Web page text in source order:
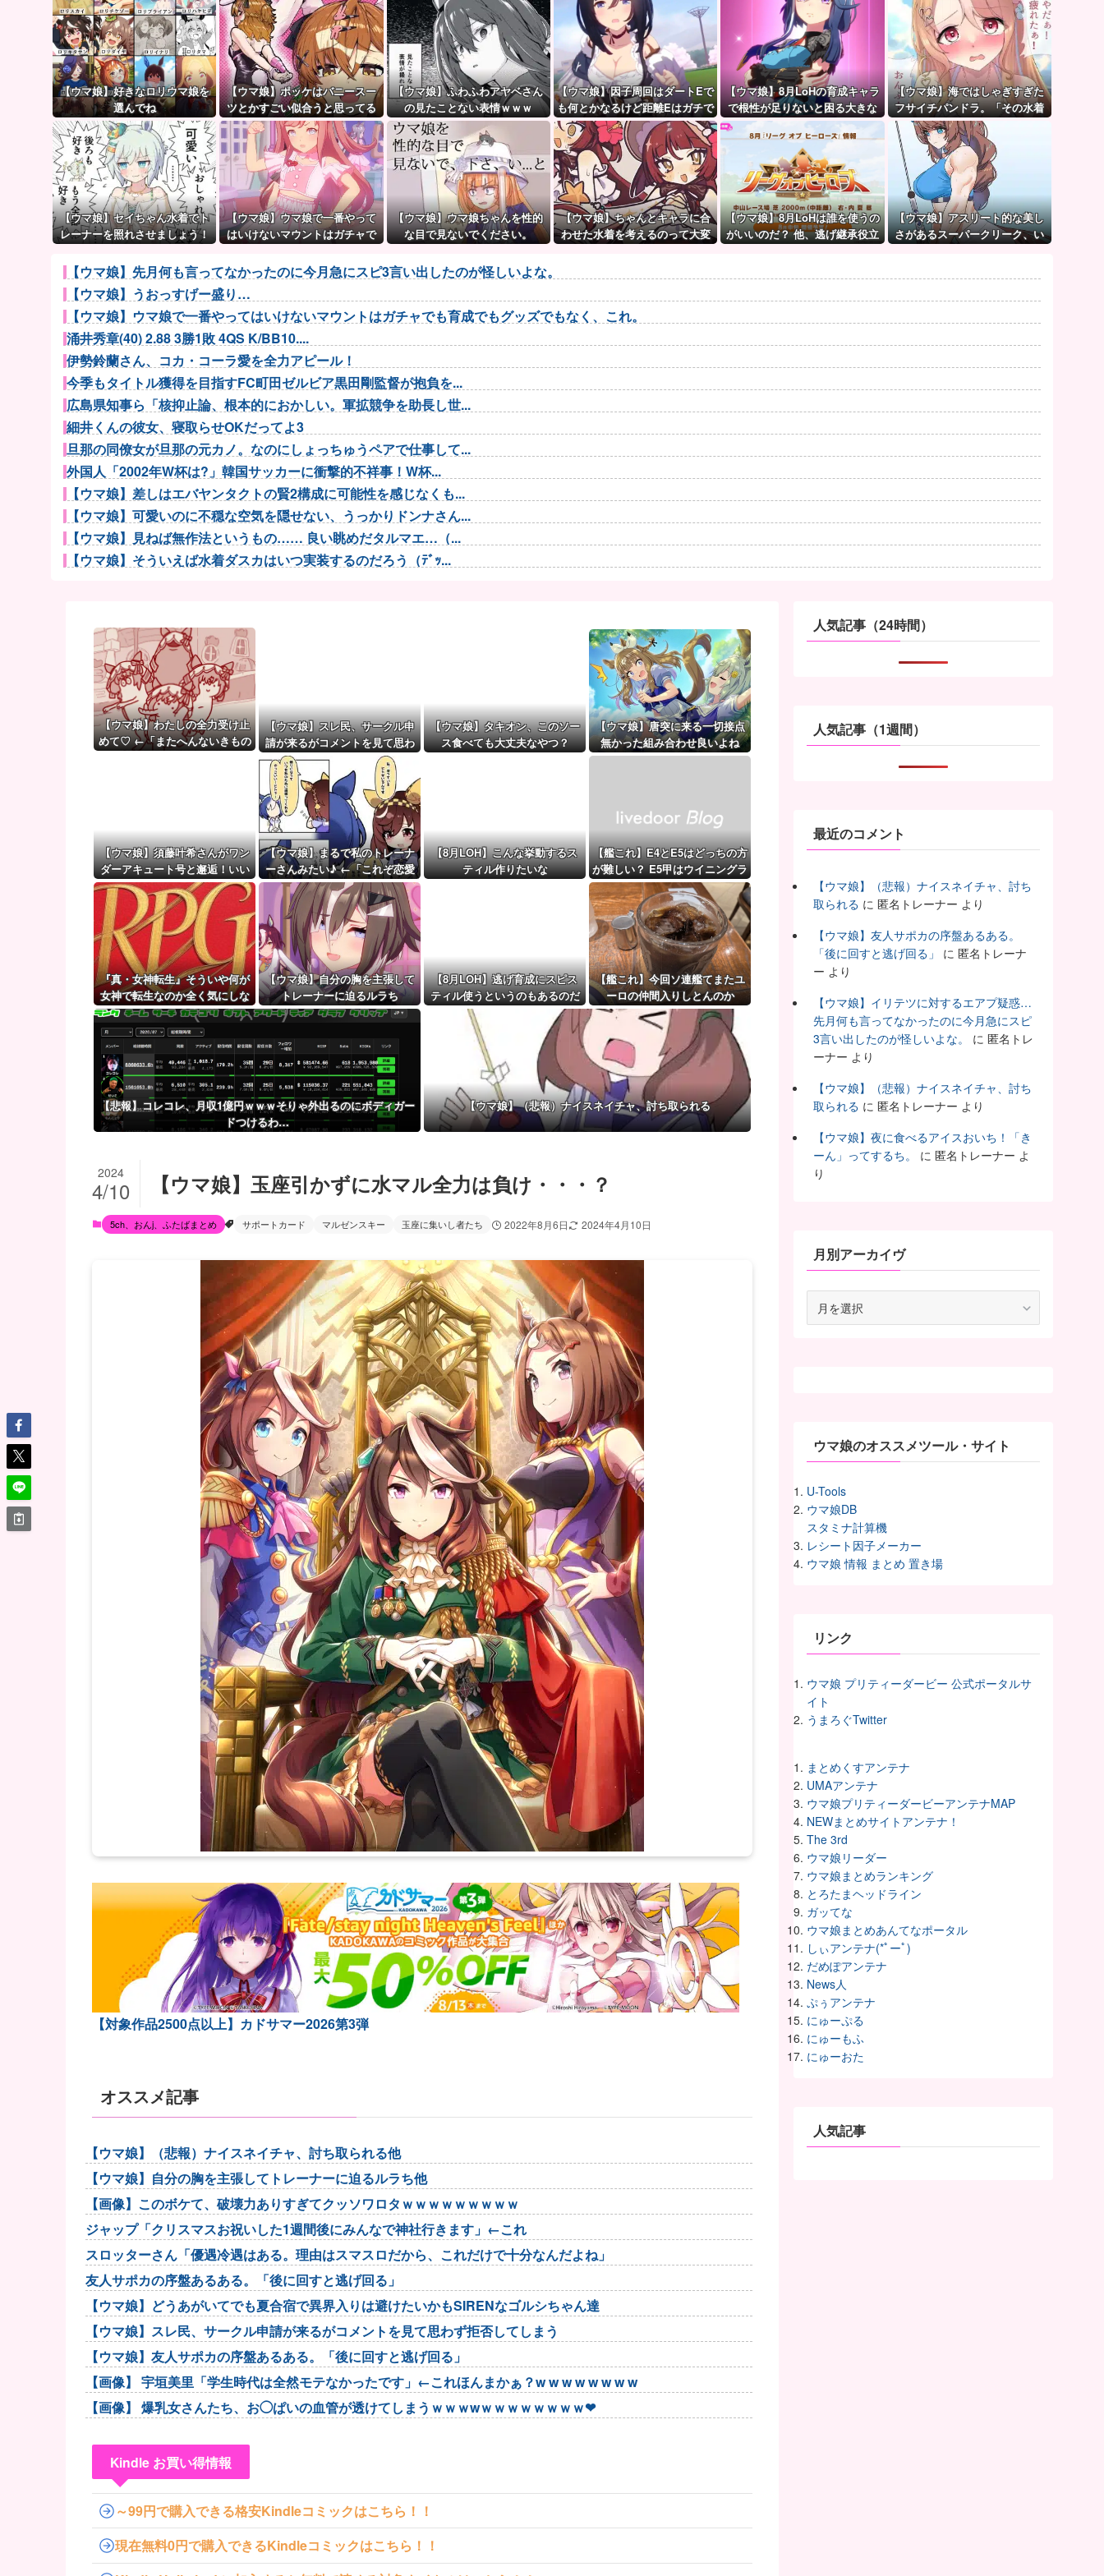
【ウマ娘】好きなロリウマ娘を
選んでね
【ウマ娘】ポッケはバニースー
ツとかすごい似合うと思ってる
【ウマ娘】ふわふわアヤベさん
の見たことない表情ｗｗｗ
【ウマ娘】因子周回はダートEで
も何とかなるけど距離Eはガチで
無理ゲー
【ウマ娘】8月LoHの育成キャラ
で根性が足りないと困る大きな
理由がこちら。←「不調を考慮
すると1021必要」
【ウマ娘】海ではしゃぎすぎた
フサイチパンドラ。「その水着
でおんぶはマズイ…」
【ウマ娘】セイちゃん水着でト
レーナーを照れさせましょう！
【ウマ娘】ウマ娘で一番やって
はいけないマウントはガチャで
れ。
【ウマ娘】ウマ娘ちゃんを性的
な目で見ないでください。
【ウマ娘】ちゃんとキャラに合
わせた水着を考えるのって大変
【ウマ娘】8月LoHは誰を使うの
がいいのだ？ 他、逃げ継承役立
【ウマ娘】アスリート的な美し
さがあるスーパークリーク、い
【ウマ娘】先月何も言ってなかったのに今月急にスピ3言い出したのが怪しいよな。
【ウマ娘】うおっすげー盛り…
【ウマ娘】ウマ娘で一番やってはいけないマウントはガチャでも育成でもグッズでもなく、これ。
涌井秀章(40) 2.88 3勝1敗 4QS K/BB10....
伊勢鈴蘭さん、コカ・コーラ愛を全力アピール！
今季もタイトル獲得を目指すFC町田ゼルビア黒田剛監督が抱負を...
広島県知事ら「核抑止論、根本的におかしい。軍拡競争を助長し世...
細井くんの彼女、寝取らせOKだってよ3
旦那の同僚女が旦那の元カノ。なのにしょっちゅうペアで仕事して...
外国人「2002年W杯は?」韓国サッカーに衝撃的不祥事！W杯...
【ウマ娘】差しはエバヤンタクトの賢2構成に可能性を感じなくも...
【ウマ娘】可愛いのに不穏な空気を隠せない、うっかりドンナさん...
【ウマ娘】見ねば無作法というもの…… 良い眺めだタルマエ…（...
【ウマ娘】そういえば水着ダスカはいつ実装するのだろう（ﾃﾞｯ...
【朗報】長野桃羽「嗣永桃子さんと道重さゆみさんが理想のアイド...
【医師解説】飲酒後の「締めのラーメン欲」の原因は？ 脳の錯覚...
【NBA】ニック・ナースもレブロン・ジェームズのPG起用を示...
ウクライナ軍参謀本部「今年のロシア軍死傷者24万人…新規兵力...
【画像】8月だから夏に撮った写真あげていく
無神経な人あるある
【ウマ娘】（審議）無凸ブーケと完凸シャカール、中距離先行編成...
【ウマ娘】覚醒Lv6、7の解放が今後2か月置きに実装予定！第...
【ウマ娘】わたしの全力受け止
めて♡ ←「またへんないきもの
【ウマ娘】スレ民、サークル申
請が来るがコメントを見て思わ
ず拒否してしまう
【ウマ娘】タキオン、このソー
ス食べても大丈夫なやつ？
【ウマ娘】唐突に来る一切接点
無かった組み合わせ良いよね
【ウマ娘】須藤叶希さんがワン
ダーアキュート号と邂逅！いい
ツーショットだ
【ウマ娘】まるで私のトレーナ
ーさんみたい♪ ←「これぞ恋愛
強者スペ一族…」
【8月LOH】こんな挙動するス
ティル作りたいな
【艦これ】E4とE5はどっちの方
が難しい？ E5甲はウイニングラ
ンって聞いたんだけど
『真・女神転生』そういや何が
女神で転生なのか全く気にしな
いでプレイしてた『真・女神転
生2』
【ウマ娘】自分の胸を主張して
トレーナーに迫るルラち
【8月LOH】逃げ育成にスピス
ティル使うというのもあるのだ
【艦これ】今回ソ連艦てまたユ
ーロの仲間入りしとんのか
【悲報】コレコレ、月収1億円ｗｗｗそりゃ外出るのにボディガー
ドつけるわ…
【ウマ娘】（悲報）ナイスネイチャ、討ち取られる
【ウマ娘】玉座引かずに水マル全力は負け・・・？
2024
4/10
5ch、おんj、ふたばまとめ サポートカード マルゼンスキー 玉座に集いし者たち 2022年8月6日 2024年4月10日
【対象作品2500点以上】カドサマー2026第3弾
オススメ記事
【ウマ娘】（悲報）ナイスネイチャ、討ち取られる他
【ウマ娘】自分の胸を主張してトレーナーに迫るルラち他
【画像】このボケて、破壊力ありすぎてクッソワロタｗｗｗｗｗｗｗｗｗ
ジャップ「クリスマスお祝いした1週間後にみんなで神社行きます」←これ
スロッターさん「優遇冷遇はある。理由はスマスロだから、これだけで十分なんだよね」
友人サポカの序盤あるある。「後に回すと逃げ回る」
【ウマ娘】どうあがいてでも夏合宿で異界入りは避けたいかもSIRENなゴルシちゃん達
【ウマ娘】スレ民、サークル申請が来るがコメントを見て思わず拒否してしまう
【ウマ娘】友人サポカの序盤あるある。「後に回すと逃げ回る」
【画像】 宇垣美里「学生時代は全然モテなかったです」←これほんまかぁ？w w w w w w w w
【画像】 爆乳女さんたち、お◯ぱいの血管が透けてしまうｗｗｗwｗｗｗｗｗｗｗｗ❤
Kindle お買い得情報
～99円で購入できる格安Kindleコミックはこちら！！
現在無料0円で購入できるKindleコミックはこちら！！
人気記事（24時間）
人気記事（1週間）
最近のコメント
【ウマ娘】（悲報）ナイスネイチャ、討ち
取られる に 匿名トレーナー より
【ウマ娘】友人サポカの序盤あるある。
「後に回すと逃げ回る」
に 匿名トレーナ
ー より
【ウマ娘】イリテツに対するエアプ疑惑…
先月何も言ってなかったのに今月急にスピ
3言い出したのが怪しいよな。
に 匿名トレ
ーナー より
【ウマ娘】（悲報）ナイスネイチャ、討ち
取られる に 匿名トレーナー より
【ウマ娘】夜に食べるアイスおいち！「き
ーん」ってするち。
に 匿名トレーナー よ
り
月別アーカイヴ
ウマ娘のオススメツール・サイト
U-Tools
ウマ娘DB
スタミナ計算機
レシート因子メーカー
ウマ娘 情報 まとめ 置き場
リンク
ウマ娘 プリティーダービー 公式ポータルサ
イト
うまろぐTwitter
まとめくすアンテナ
UMAアンテナ
ウマ娘プリティーダービーアンテナMAP
NEWまとめサイトアンテナ！
The 3rd
ウマ娘リーダー
ウマ娘まとめランキング
とろたまヘッドライン
ガッてな
ウマ娘まとめあんてなポータル
しぃアンテナ(*ﾟーﾟ)
だめぽアンテナ
News人
ぷぅアンテナ
にゅーぷる
にゅーもふ
にゅーおた
人気記事